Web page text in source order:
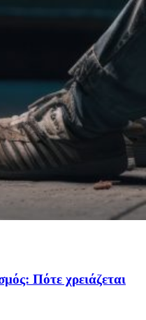
Πότε χρειάζεται